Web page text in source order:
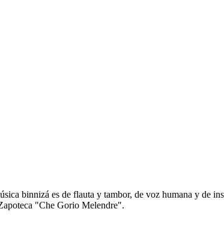
binnizá es de flauta y tambor, de voz humana y de
"Che Gorio Melendre".